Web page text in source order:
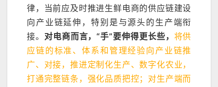
律，当前应及时推进生鲜电商的供应链建设
向产业链延伸，特别是与源头的生产端衔
接。 对电商而言，“手”要伸得更长些， 将供
应链的标准、体系和管理经验向产业链推
广、对接，推进定制化生产、数字化农业，
打通完整链条，强化品质把控； 对生产端而